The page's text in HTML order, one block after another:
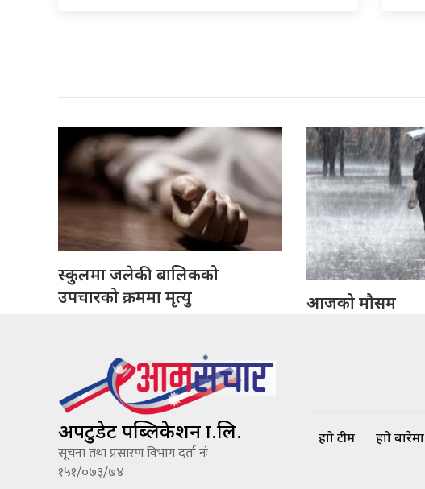
स्कुलमा जलेकी बालिकको
उपचारको क्रममा मृत्यु
आजको मौसम
अपटुडेट पब्लिकेशन प्रा.लि.
सूचना तथा प्रसारण विभाग दर्ता नंः
१५१/०७३/७४
हाम्रो टीम हाम्रो बारेमा